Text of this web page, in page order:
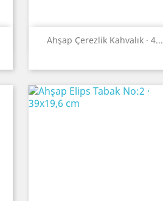
Ahşap Çerezlik Kahvalık · 4...
Quick view